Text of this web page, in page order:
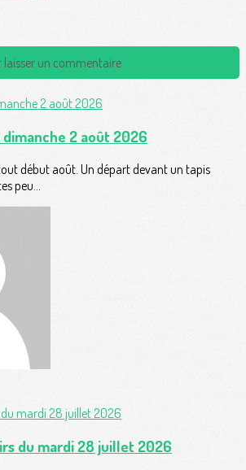
laisser un commentaire
2 août 2026
début août. Un départ devant un tapis
peu...
du mardi 28 juillet 2026